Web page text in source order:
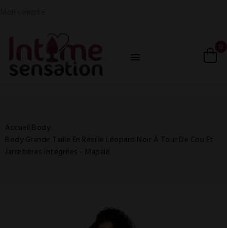

Accueil Body
Body Grande Taille En Résille Léopard Noir À Tour De Cou Et
Jarretières Intégrées - Mapalé